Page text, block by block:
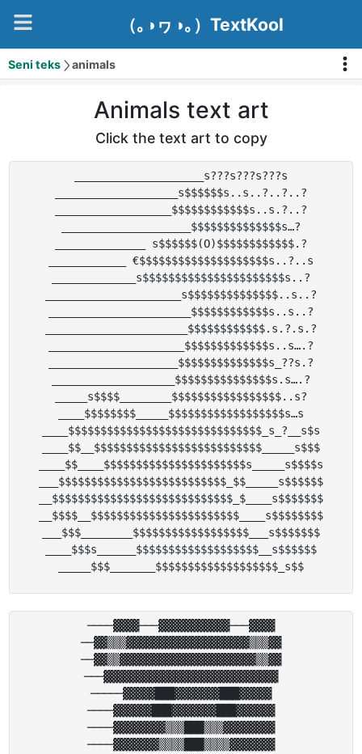
（｡◑ヮ◑｡）TextKool
Seni teks animals
Animals text art
Click the text art to copy
____________________s???s???s???s
___________________s$$$$$$s..s..?..?..?
__________________$$$$$$$$$$$$s..s.?..?
____________________$$$$$$$$$$$$$$s…?
______________ s$$$$$$(O)$$$$$$$$$$$$.?
____________ €$$$$$$$$$$$$$$$$$$$$s..?..s
_____________s$$$$$$$$$$$$$$$$$$$$$$s..?
_____________________s$$$$$$$$$$$$$$..s..?
______________________$$$$$$$$$$$$s..s..?
______________________$$$$$$$$$$$$.s.?.s.?
_____________________$$$$$$$$$$$$$s..s….?
____________________$$$$$$$$$$$$$$s_??s.?
___________________$$$$$$$$$$$$$$$s.s….?
_____s$$$$________$$$$$$$$$$$$$$$$$..s?
____$$$$$$$$_____$$$$$$$$$$$$$$$$$$s…s
____$$$$$$$$$$$$$$$$$$$$$$$$$$$$$$_s_?__s$s
____$$__$$$$$$$$$$$$$$$$$$$$$$$$$$_____s$$$
____$$____$$$$$$$$$$$$$$$$$$$$$$s_____s$$$$s
___$$$$$$$$$$$$$$$$$$$$$$$$$$_$$_____s$$$$$$
__$$$$$$$$$$$$$$$$$$$$$$$$$$$$_$____s$$$$$$$
__$$$$__$$$$$$$$$$$$$$$$$$$$$$$____s$$$$$$$$
___$$$________$$$$$$$$$$$$$$$$$$___s$$$$$$$
____$$$s______$$$$$$$$$$$$$$$$$$$__s$$$$$$
────▓▓▓▓───▓▓▓▓▓▓▓▓▓▓▓───▓​▓▓▓
──▓▓▒▒▒▓▓▓▓▓▓▓▓▓▓▓▓▓▓▓▓▓▓▓​▒▒▒▓▓
──▓▓▒▒▓▓▓▓▓▓▓▓▓▓▓▓▓▓▓▓▓▓▓▓​▓▒▒▓▓
───▓▓▓▓▓▓▓▓▓▓▓▓▓▓▓▓▓▓▓▓▓▓▓​▓▓▓▓
─────▓▓▓▓▓███▓▓▓▓▓▓▓███▓▓▓​▓▓
────▓▓▓▓▓▓███▓▓▓▓▓▓▓███▓▓▓​▓▓▓
────▓▓▓▓▓▓▓▓▒▒▒███▒▒▒▓▓▓▓▓​▓▓▓
────▓▓▓▓▓▓▓▒▒▒▒███▒▒▒▒▓▓▓▓​▓▓▓